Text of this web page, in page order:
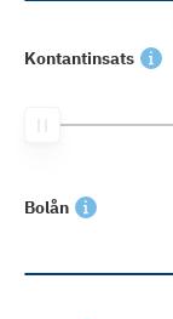
Kontantinsats
Bolån